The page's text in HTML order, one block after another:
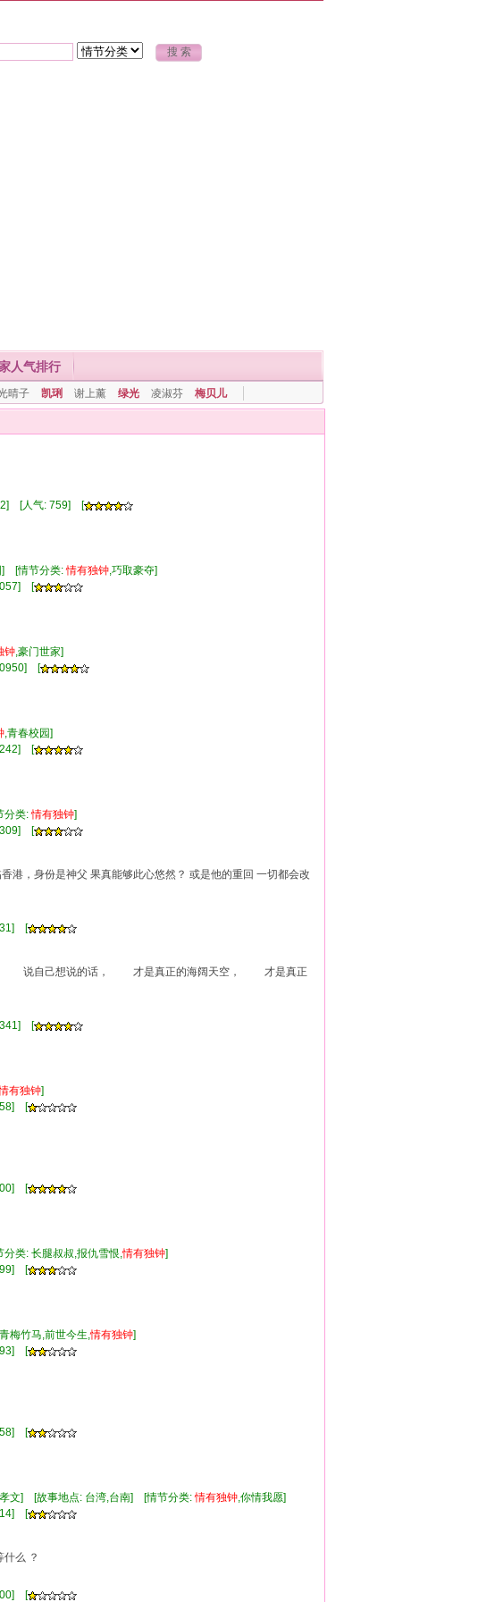
人气排行
晴子 凯琍 谢上薰 绿光 凌淑芬 梅贝儿
[人气: 759] [
] [情节分类:情有独钟,巧取豪夺]
[
钟,豪门世家]
[
,青春校园]
[
分类:情有独钟]
[
港，身份是神父 果真能够此心悠然？ 或是他的重回 一切都会改
[
说自己想说的话， 才是真正的海阔天空， 才是真正
[
有独钟]
[
[
类: 长腿叔叔,报仇雪恨,情有独钟]
[
梅竹马,前世今生,情有独钟]
[
[
孝文] [故事地点: 台湾,台南] [情节分类:情有独钟,你情我愿]
[
么 ？
[